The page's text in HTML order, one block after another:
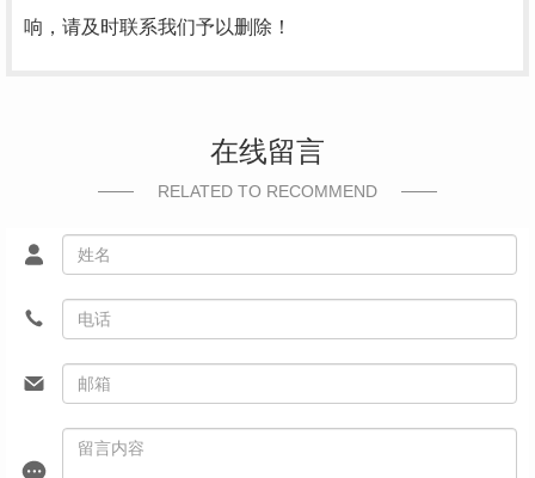
响，请及时联系我们予以删除！
在线留言
RELATED TO RECOMMEND